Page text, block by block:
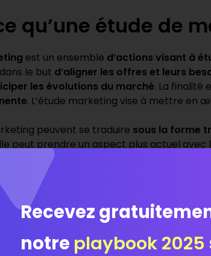
qu’une étude de
est un ensemble d’actions visant à
le but d’aligner les offres et leurs
les évolutions du marché. La finalité
. L’étude marketing vise à mettre en
peuvent se traduire sous la forme
peut prendre un aspect plus actuel avec
et les analyses qu’elles soient
Recevez
notre playbook 2025